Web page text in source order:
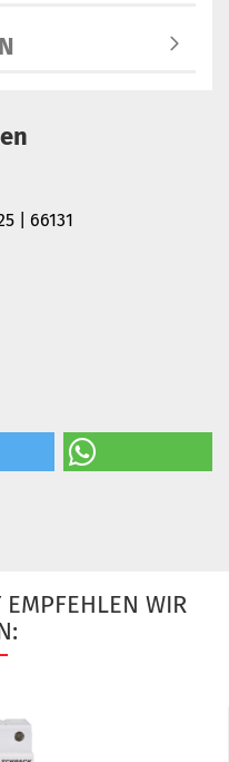
| 66131
WIR